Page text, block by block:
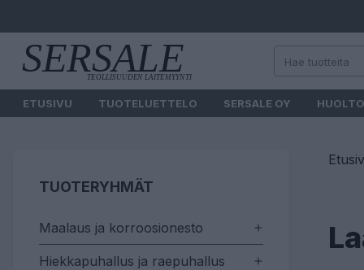
ETUSIVU TUOTELUETTELO SERSALE OY HUOLTO
TUOTERYHMÄT
Maalaus ja korroosionesto
Hiekkapuhallus ja raepuhallus